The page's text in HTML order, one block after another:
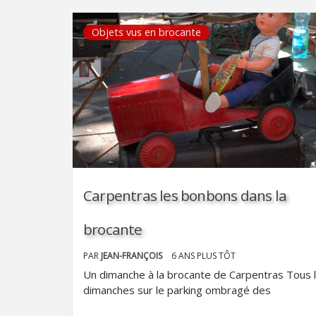
Objets vus en brocante
Carpentras les bonbons dans la
brocante
PAR JEAN-FRANÇOIS 6 ANS PLUS TÔT
Un dimanche à la brocante de Carpentras Tous
dimanches sur le parking ombragé des